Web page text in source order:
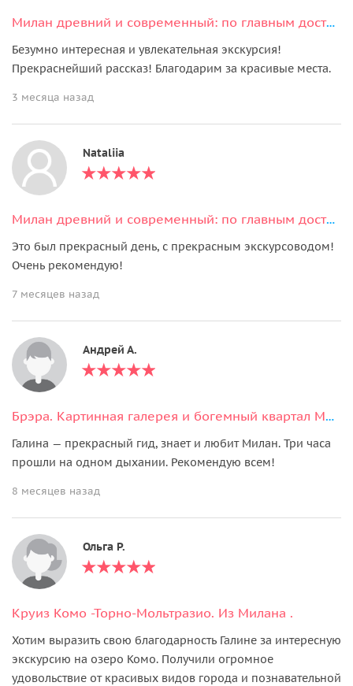
Милан древний и современный: по главным достопримечательностям
Безумно интересная и увлекательная экскурсия!
Прекраснейший рассказ! Благодарим за красивые места.
3 месяца назад
Nataliia
Милан древний и современный: по главным достопримечательностям
Это был прекрасный день, с прекрасным экскурсоводом!
Очень рекомендую!
7 месяцев назад
Андрей А.
Брэра. Картинная галерея и богемный квартал Милана.
Галина — прекрасный гид, знает и любит Милан. Три часа
прошли на одном дыхании. Рекомендую всем!
8 месяцев назад
Ольга Р.
Круиз Комо -Торно-Мольтразио. Из Милана .
Хотим выразить свою благодарность Галине за интересную
экскурсию на озеро Комо. Получили огромное
удовольствие от красивых видов города и познавательной